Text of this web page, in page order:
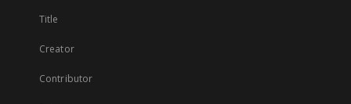
Title
Creator
Contributor